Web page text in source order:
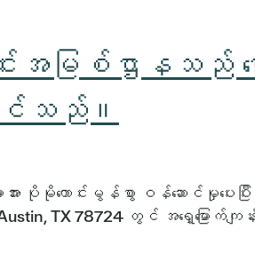
းအမြစ်ဌာနသည် မေ
င်သည်။
ား ပိုမိုကောင်းမွန်စွာ ဝန်ဆောင်မှုပေးပ
TX 78724 တွင် အရှေ့မြောက်ကျ